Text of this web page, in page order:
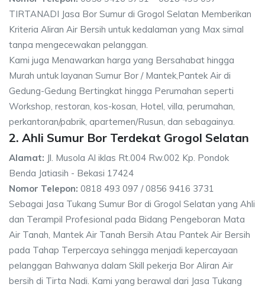
TIRTANADI Jasa Bor Sumur di Grogol Selatan Memberikan
Kriteria Aliran Air Bersih untuk kedalaman yang Max simal
tanpa mengecewakan pelanggan.
Kami juga Menawarkan harga yang Bersahabat hingga
Murah untuk layanan Sumur Bor / Mantek,Pantek Air di
Gedung-Gedung Bertingkat hingga Perumahan seperti
Workshop, restoran, kos-kosan, Hotel, villa, perumahan,
perkantoran/pabrik, apartemen/Rusun, dan sebagainya.
2. Ahli Sumur Bor Terdekat Grogol Selatan
Alamat: Jl. Musola Al iklas Rt.004 Rw.002 Kp. Pondok
Benda Jatiasih - Bekasi 17424
Nomor Telepon: 0818 493 097 / 0856 9416 3731
Sebagai Jasa Tukang Sumur Bor di Grogol Selatan yang Ahli
dan Terampil Profesional pada Bidang Pengeboran Mata
Air Tanah, Mantek Air Tanah Bersih Atau Pantek Air Bersih
pada Tahap Terpercaya sehingga menjadi kepercayaan
pelanggan Bahwanya dalam Skill pekerja Bor Aliran Air
bersih di Tirta Nadi. Kami yang berawal dari Jasa Tukang